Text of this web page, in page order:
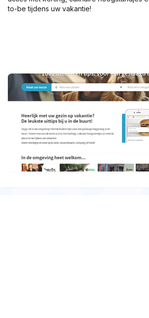
to-be tijdens uw vakantie!